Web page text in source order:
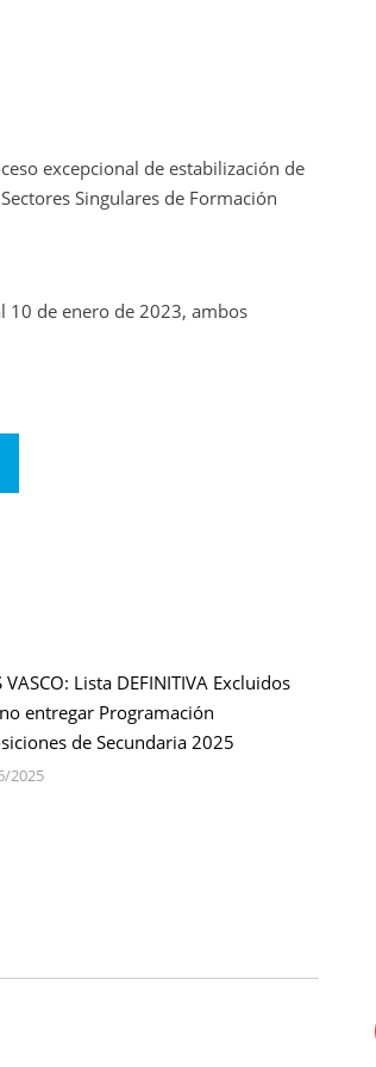
excepcional de estabilización de
Singulares de Formación
10 de enero de 2023, ambos
VASCO: Lista DEFINITIVA Excluidos
entregar Programación
de Secundaria 2025
2025